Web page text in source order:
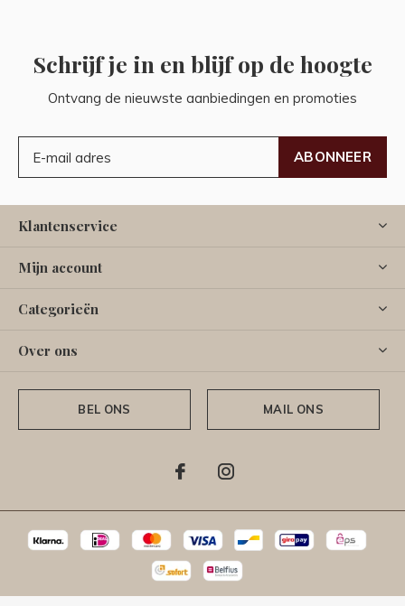
Schrijf je in en blijf op de hoogte
Ontvang de nieuwste aanbiedingen en promoties
ABONNEER
Klantenservice
Mijn account
Categorieën
Over ons
BEL ONS MAIL ONS